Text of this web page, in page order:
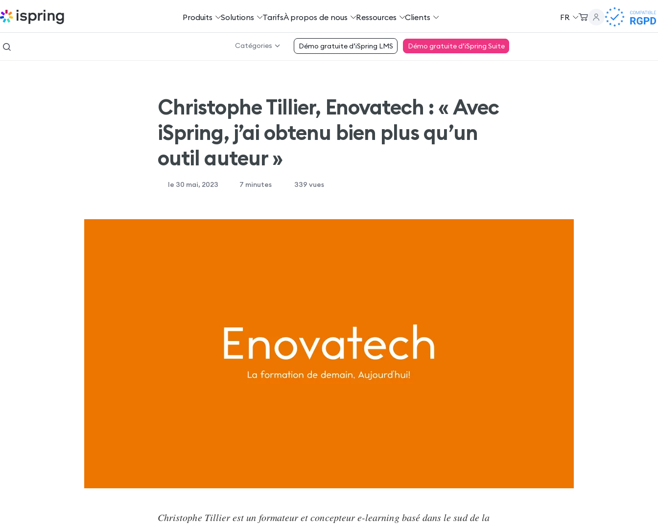
Produits Solutions TarifsÀ propos de nous Ressources Clients FR
Catégories Démo gratuite d’iSpring Suite
Démo gratuite d’iSpring LMS
Christophe Tillier, Enovatech : « Avec
iSpring, j’ai obtenu bien plus qu’un
outil auteur »
le 30 mai, 2023 7 minutes 339 vues
Christophe Tillier est un formateur et concepteur e-learning basé dans le sud de la